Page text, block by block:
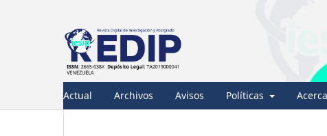
Actual Archivos Avisos Políticas